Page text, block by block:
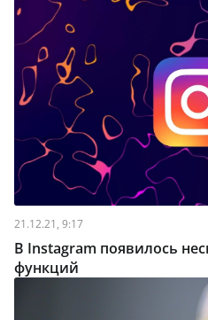
21.12.21, 9:17
В Instagram появилось
функций